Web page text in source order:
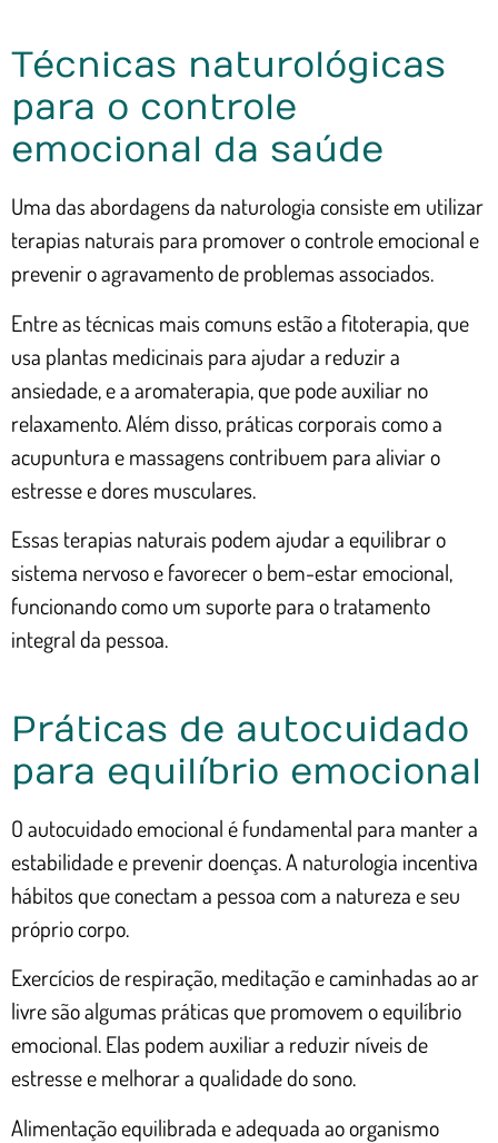
Técnicas naturológicas
para o controle
emocional da saúde
Uma das abordagens da naturologia consiste em utilizar
terapias naturais para promover o controle emocional e
prevenir o agravamento de problemas associados.
Entre as técnicas mais comuns estão a fitoterapia, que
usa plantas medicinais para ajudar a reduzir a
ansiedade, e a aromaterapia, que pode auxiliar no
relaxamento. Além disso, práticas corporais como a
acupuntura e massagens contribuem para aliviar o
estresse e dores musculares.
Essas terapias naturais podem ajudar a equilibrar o
sistema nervoso e favorecer o bem-estar emocional,
funcionando como um suporte para o tratamento
integral da pessoa.
Práticas de autocuidado
para equilíbrio emocional
O autocuidado emocional é fundamental para manter a
estabilidade e prevenir doenças. A naturologia incentiva
hábitos que conectam a pessoa com a natureza e seu
próprio corpo.
Exercícios de respiração, meditação e caminhadas ao ar
livre são algumas práticas que promovem o equilíbrio
emocional. Elas podem auxiliar a reduzir níveis de
estresse e melhorar a qualidade do sono.
Alimentação equilibrada e adequada ao organismo